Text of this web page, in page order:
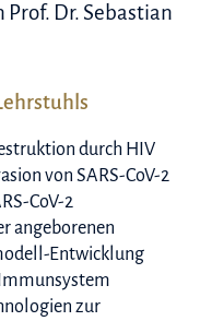
Dr. Sebastian
durch HIV
von SARS-CoV-2
CoV-2
angeborenen
Entwicklung
zur